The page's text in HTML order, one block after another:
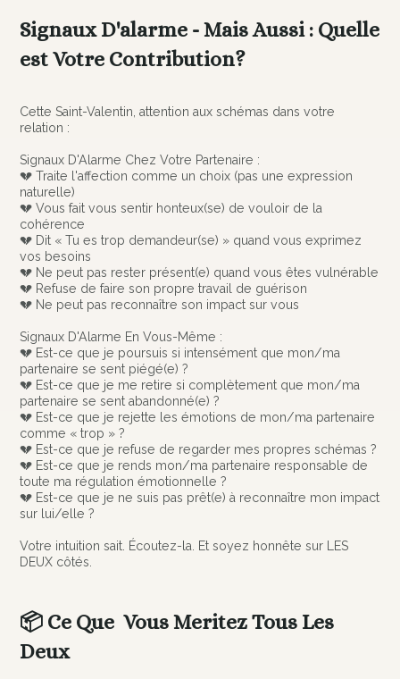
Signaux D'alarme - Mais Aussi : Quelle
est Votre Contribution?
Cette Saint-Valentin, attention aux schémas dans votre
relation :
Signaux D'Alarme Chez Votre Partenaire :
💔 Traite l'affection comme un choix (pas une expression
naturelle)
💔 Vous fait vous sentir honteux(se) de vouloir de la
cohérence
💔 Dit « Tu es trop demandeur(se) » quand vous exprimez
vos besoins
💔 Ne peut pas rester présent(e) quand vous êtes vulnérable
💔 Refuse de faire son propre travail de guérison
💔 Ne peut pas reconnaître son impact sur vous
Signaux D'Alarme En Vous-Même :
💔 Est-ce que je poursuis si intensément que mon/ma
partenaire se sent piégé(e) ?
💔 Est-ce que je me retire si complètement que mon/ma
partenaire se sent abandonné(e) ?
💔 Est-ce que je rejette les émotions de mon/ma partenaire
comme « trop » ?
💔 Est-ce que je refuse de regarder mes propres schémas ?
💔 Est-ce que je rends mon/ma partenaire responsable de
toute ma régulation émotionnelle ?
💔 Est-ce que je ne suis pas prêt(e) à reconnaître mon impact
sur lui/elle ?
Votre intuition sait. Écoutez-la. Et soyez honnête sur LES
DEUX côtés.
📦 Ce Que Vous Meritez Tous Les
Deux